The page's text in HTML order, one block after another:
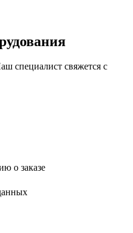
специалист свяжется с
о заказе